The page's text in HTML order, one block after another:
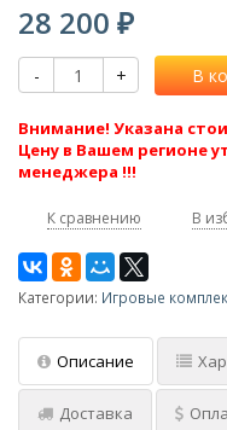
28 200 ₽
- + В
Внимание! Указана
Цену в Вашем регионе
менеджера !!!
К сравнению В
Категории: Игровые
Описание
Доставка